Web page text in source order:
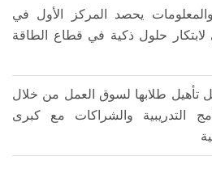
يحصد المركز الأول في
لابتكار حلول ذكية في قطاع الطاقة
طلابها لسوق العمل من خلال
التدريبية والشراكات مع كبرى